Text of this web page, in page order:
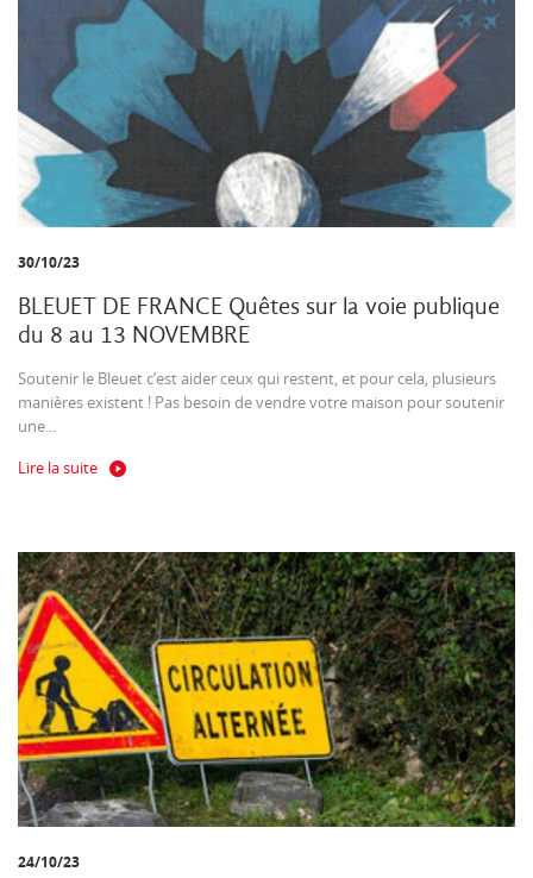
30/10/23
BLEUET DE FRANCE Quêtes sur la voie publique
du 8 au 13 NOVEMBRE
Soutenir le Bleuet c’est aider ceux qui restent, et pour cela, plusieurs
manières existent ! Pas besoin de vendre votre maison pour soutenir
une...
Lire la suite
24/10/23